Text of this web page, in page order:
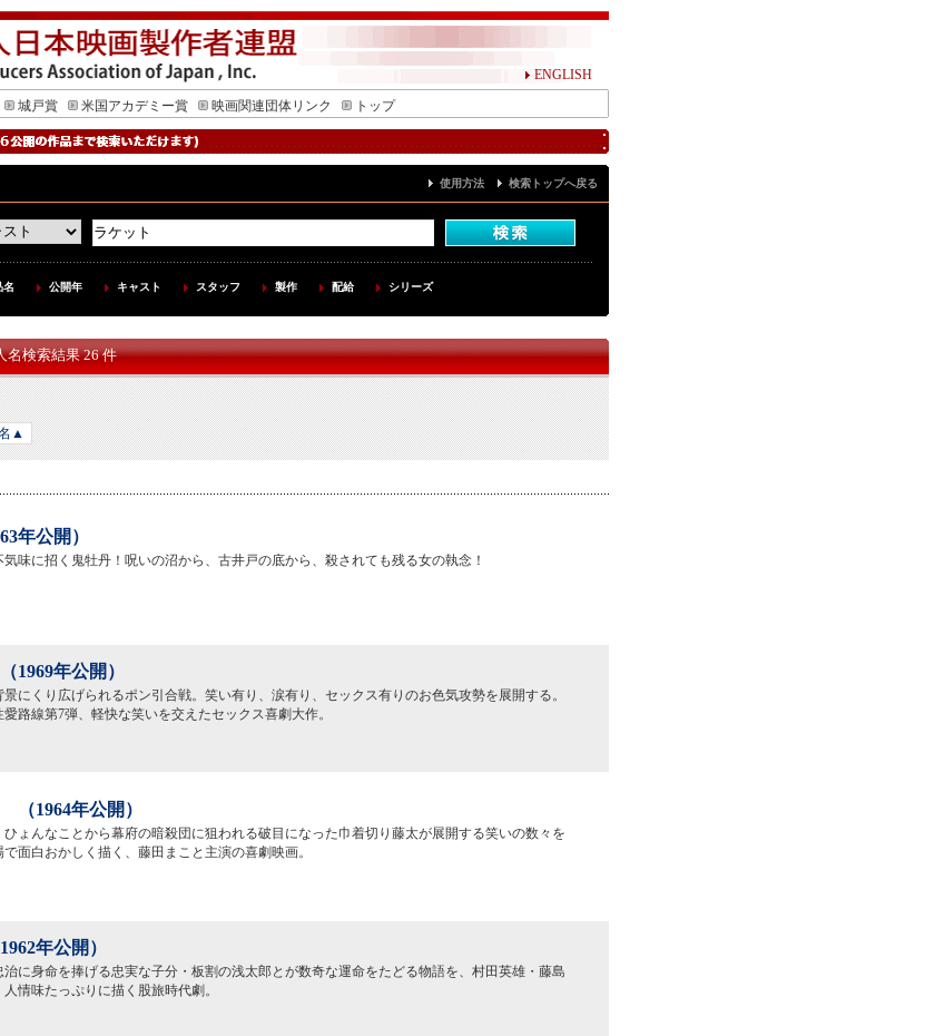
ENGLISH
城戸賞 米国アカデミー賞 映画関連団体リンク トップ
使用方法 検索トップへ戻る
名 公開年 キャスト スタッフ 製作 配給 シリーズ
名検索結果 26 件
▲
年公開）
味に招く鬼牡丹！呪いの沼から、古井戸の底から、殺されても残る女の執念！
年公開）
にくり広げられるポン引合戦。笑い有り、涙有り、セックス有りのお色気攻勢を展開する。
路線第7弾、軽快な笑いを交えたセックス喜劇大作。
1964年公開）
ひょんなことから幕府の暗殺団に狙われる破目になった巾着切り藤太が展開する笑いの数々を
面白おかしく描く、藤田まこと主演の喜劇映画。
年公開）
に身命を捧げる忠実な子分・板割の浅太郎とが数奇な運命をたどる物語を、村田英雄・藤島
情味たっぷりに描く股旅時代劇。